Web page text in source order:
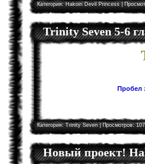
Категория:Hakoiri Devil Princess|
Trinity Seven 5-6
Пробел
Категория:Trinity Seven| Просмотров:
Новый проект!